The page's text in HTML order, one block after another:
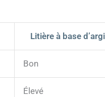
Litière à base
Bon
Élevé